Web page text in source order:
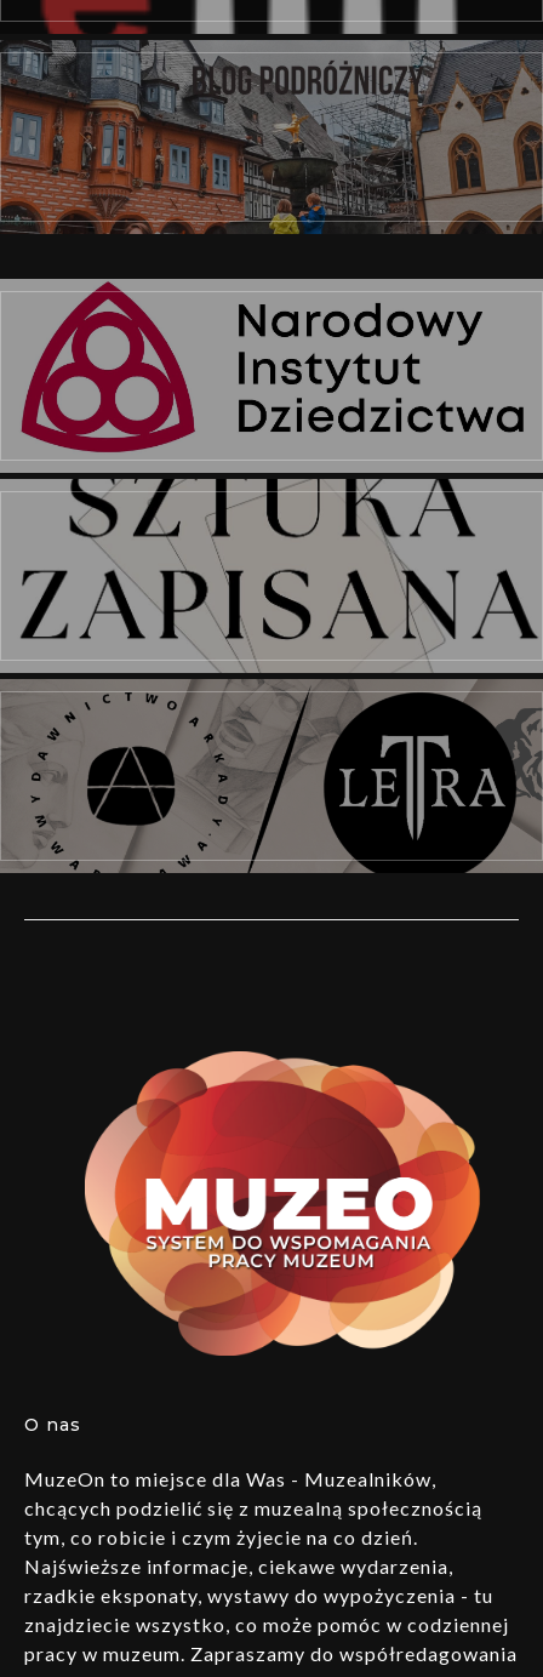
O nas
MuzeOn to miejsce dla Was - Muzealników,
chcących podzielić się z muzealną społecznością
tym, co robicie i czym żyjecie na co dzień.
Najświeższe informacje, ciekawe wydarzenia,
rzadkie eksponaty, wystawy do wypożyczenia - tu
znajdziecie wszystko, co może pomóc w codziennej
pracy w muzeum. Zapraszamy do współredagowania